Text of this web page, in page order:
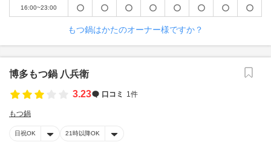
16:00~23:00
もつ鍋はかたのオーナー様ですか？
博多もつ鍋 八兵衛
3.23
口コミ 1件
もつ鍋
日祝OK 21時以降OK